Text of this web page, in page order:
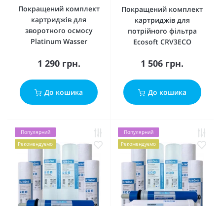
Покращений комплект
картриджів для
зворотного осмосу
Platinum Wasser
1 290 грн.
До кошика
Покращений комплект
картриджів для
потрійного фільтра
Ecosoft CRV3ECO
1 506 грн.
До кошика
Популярний
Рекомендуємо
Популярний
Рекомендуємо